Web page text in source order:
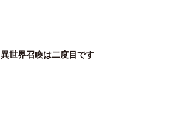
異世界召喚は二度目です